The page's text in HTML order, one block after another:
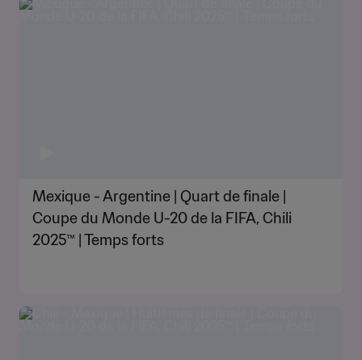
Mexique - Argentine | Quart de finale |
Coupe du Monde U-20 de la FIFA, Chili
2025™ | Temps forts